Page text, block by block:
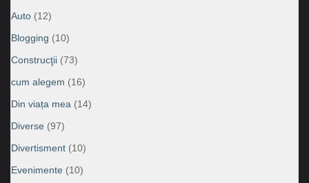
Auto (12)
Blogging (10)
Construcţii (73)
cum alegem (16)
Din viața mea (14)
Diverse (97)
Divertisment (10)
Evenimente (10)